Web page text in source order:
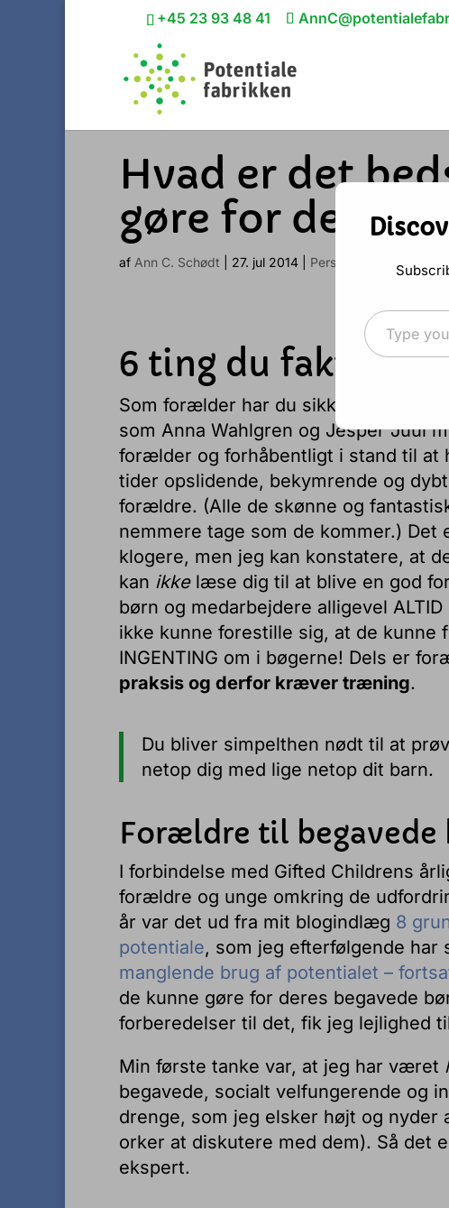
+45 23 93 48 41
Hvad er det
gøre for deres
af Ann C. Schødt 27. jul 2014 Personlig udvikling 3
6 ting du faktisk
Som forælder har du sikkert – som
som Anna Wahlgren og Jesper Juul
forælder og forhåbentligt i stand til at
tider opslidende, bekymrende og
forældre. (Alle de skønne og
nemmere tage som de kommer.)
klogere, men jeg kan konstatere, at
kan ikkelæse dig til at blive en god
børn og medarbejdere alligevel
ikke kunne forestille sig, at de kunne
INGENTING om i bøgerne! Dels er
praksis og derfor kræver træning.
Du bliver simpelthen nødt til at
netop dig med lige netop dit barn.
Forældre til begavede
I forbindelse med Gifted Childrens
forældre og unge omkring de
år var det ud fra mit blogindlæg 8
potentiale, som jeg efterfølgende
manglende brug af potentialet –
de kunne gøre for deres begavede
forberedelser til det, fik jeg lejlighed
Min første tanke var, at jeg har været
begavede, socialt velfungerende og
drenge, som jeg elsker højt og
orker at diskutere med dem). Så det
ekspert.
Type your email…